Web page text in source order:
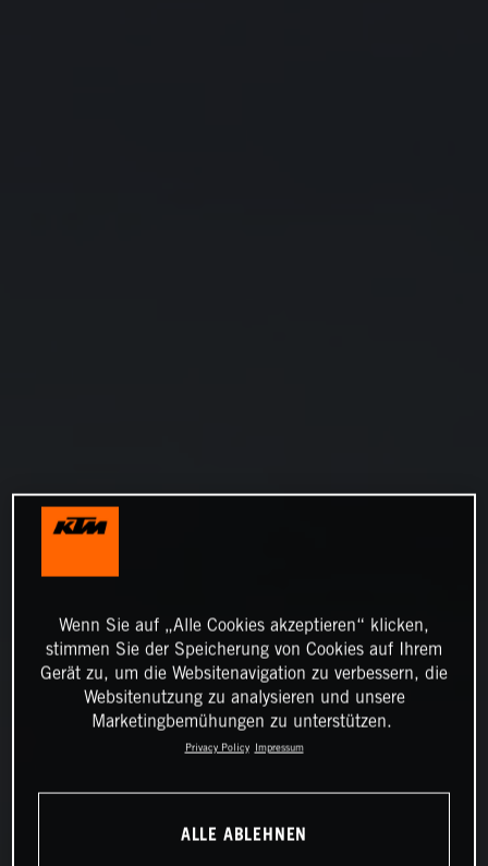
Wenn Sie auf „Alle Cookies akzeptieren“ klicken,
stimmen Sie der Speicherung von Cookies auf Ihrem
Gerät zu, um die Websitenavigation zu verbessern, die
Websitenutzung zu analysieren und unsere
Marketingbemühungen zu unterstützen.
Privacy Policy Impressum
ALLE ABLEHNEN